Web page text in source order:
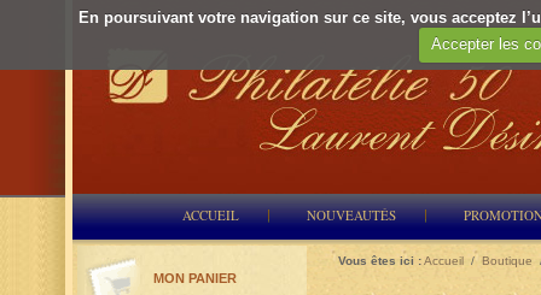
En poursuivant votre navigation sur ce site, vous acceptez
Accepter les
ACCUEIL NOUVEAUTÉS
Vous êtes ici :Accueil / Boutique
MON PANIER